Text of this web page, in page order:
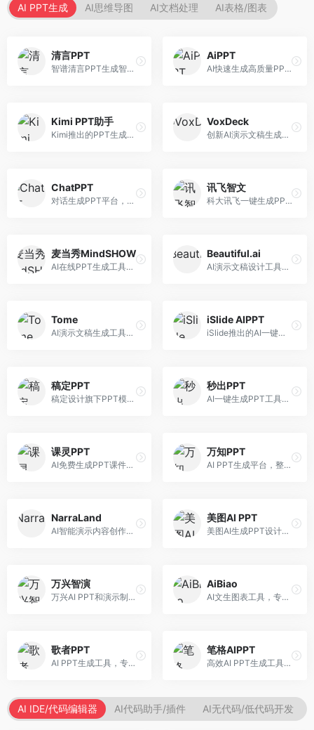
AI PPT生成 AI思维导图 AI文档处理 AI表格/图表
清言PPT
智谱清言PPT生成智能体，基于GLM大模型。面向智谱用户，支持对话生成PPT、内容优化等服务，与智谱生态深度整合。
AiPPT
AI快速生成高质量PPT平台，支持主题定制。面向职场人士和学生，提供一键生成、模板选择、内容优化等服务，PPT制作速度快，设计质量高。
Kimi PPT助手
Kimi推出的PPT生成智能体，整合长文本处理能力。面向职场人士和学生，支持文档解析、PPT生成、内容优化等服务，与Kimi生态深度整合。
VoxDeck
创新AI演示文稿生成工具，支持语音交互创作。面向职场人士，支持语音输入、PPT生成、内容优化等功能，语音创作体验便捷。
ChatPPT
对话生成PPT平台，支持自然语言交互创作。面向职场人士和教育工作者，通过对话方式完成PPT制作，交互体验友好，创作过程直观。
讯飞智文
科大讯飞一键生成PPT和Word工具，整合语音技术。面向职场人士，支持语音输入、文档生成、格式调整等功能，办公效率显著提升。
麦当秀MindSHOW
AI在线PPT生成工具，支持思维导图转PPT。面向职场人士，提供思维导图导入、PPT生成、模板选择等服务，思维导图转PPT效率高。
Beautiful.ai
AI演示文稿设计工具，专注于自动化设计排版。面向职场人士，提供智能排版、模板选择、设计优化等服务，设计美观度高。
Tome
AI演示文稿生成工具，专注于故事化演示创作。面向创业者和营销人员，提供故事叙述、视觉设计、内容生成等服务，演示文稿叙事性强。
iSlide AIPPT
iSlide推出的AI一键设计精美PPT工具。面向PPT设计用户，提供模板库、内容生成、设计优化等服务，与iSlide插件深度整合。
稿定PPT
稿定设计旗下PPT模板资源库，整合AI生成功能。面向设计师和职场人士，提供海量PPT模板、AI内容生成等服务，模板质量高。
秒出PPT
AI一键生成PPT工具，专注于快速演示文稿制作。面向职场人士，支持主题输入、内容生成、模板套用等功能，PPT生成速度快，适合紧急制作场景。
课灵PPT
AI免费生成PPT课件平台，专注于教育场景。面向教师和教育工作者，提供课件生成、教学设计、模板选择等服务，教育适配性强。
万知PPT
AI PPT生成平台，整合知识库与创作功能。面向职场人士，支持内容检索、PPT生成、设计优化等服务，知识整合能力强。
NarraLand
AI智能演示内容创作平台，专注于叙事演示。面向内容创作者，提供故事创作、演示生成、动画设计等服务，演示内容生动有趣。
美图AI PPT
美图AI生成PPT设计工具，整合图像处理能力。面向设计师和职场人士，提供PPT生成、图片美化、设计优化等服务，视觉设计美观。
万兴智演
万兴AI PPT和演示制作软件，整合视频演示功能。面向职场人士和教育工作者，提供PPT生成、演示录制、视频制作等服务，演示功能完善。
AiBiao
AI文生图表工具，专注于数据可视化展示。面向数据分析师和职场人士，提供图表生成、数据可视化、PPT嵌入等服务，数据展示专业。
歌者PPT
AI PPT生成工具，专注于演示文稿智能创作。面向职场人士，支持主题输入、内容生成、设计美化等功能，PPT制作效率高。
笔格AIPPT
高效AI PPT生成工具，专注于演示文稿智能创作。面向职场人士，支持主题输入、内容生成、设计美化等功能，PPT制作效率高。
AI IDE/代码编辑器 AI代码助手/插件 AI无代码/低代码开发